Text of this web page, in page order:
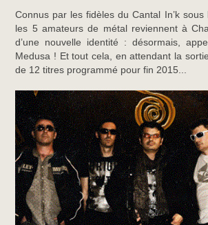
Connus par les fidèles du Cantal In’k sous
les 5 amateurs de métal reviennent à
d’une nouvelle identité : désormais,
Medusa ! Et tout cela, en attendant la
de 12 titres programmé pour fin 2015...